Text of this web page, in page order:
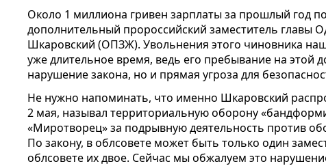
Около 1 миллиона гривен зарплаты за прошлый год
дополнительный пророссийский заместитель главы
Шкаровский (ОПЗЖ). Увольнения этого чиновника
уже длительное время, ведь его пребывание на этой
нарушение закона, но и прямая угроза для
Не нужно напоминать, что именно Шкаровский
2 мая, называл территориальную оборону
«Миротворец» за подрывную деятельность против
По закону, в облсовете может быть только один
облсовете их двое. Сейчас мы обжалуем это